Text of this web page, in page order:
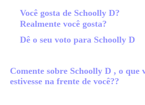
Você gosta de Schoolly D?
Realmente você gosta?
Dê o seu voto para Schoolly D
Comente sobre Schoolly D , o que
estivesse na frente de você??